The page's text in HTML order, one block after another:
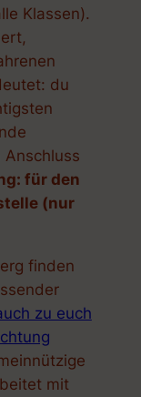
Klassen).
du
für den
(nur
finden
zu euch
mit